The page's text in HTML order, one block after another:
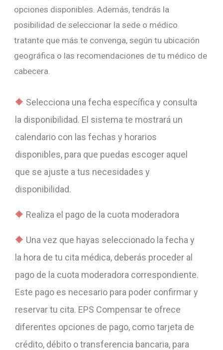
opciones disponibles. Además, tendrás la
posibilidad de seleccionar la sede o médico
tratante que más te convenga, según tu ubicación
geográfica o las recomendaciones de tu médico de
cabecera.
Selecciona una fecha específica y consulta
la disponibilidad. El sistema te mostrará un
calendario con las fechas y horarios
disponibles, para que puedas escoger aquel
que se ajuste a tus necesidades y
disponibilidad.
Realiza el pago de la cuota moderadora
Una vez que hayas seleccionado la fecha y
la hora de tu cita médica, deberás proceder al
pago de la cuota moderadora correspondiente.
Este pago es necesario para poder confirmar y
reservar tu cita. EPS Compensar te ofrece
diferentes opciones de pago, como tarjeta de
crédito, débito o transferencia bancaria, para